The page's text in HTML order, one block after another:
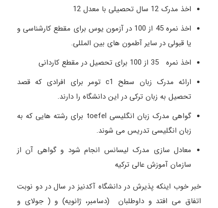
اخذ مدرک 12 سال تحصیلی با معدل 12
اخذ نمره 45 از 100 در آزمون یوس برای مقطع کارشناسی و
یا قبولی در سایر آطمون های بین المللی.
اخذ نمره 35 از 100 برای تحصیل در مقطع کاردانی
ارائه مدرک زبان سطح c1 تومر برای افرادی که قصد
تحصیل به زبان ترکی در این دانشگاه را دارند.
گواهی مدرک زبان انگلیسی toefel برای رشته هایی که به
زبان انگلیسی تدریس می شوند.
معادل سازی مدرک لیسانس انجام شود و گواهی آن از
سازمان آموزش عالی ترکیه
خبر خوب اینکه پذیرش در دانشگاه آکدنیز در سال در دو نوبت
اتفاق می افتد و داوطلبان (دسامبر، ژانویه) و ( جولای و